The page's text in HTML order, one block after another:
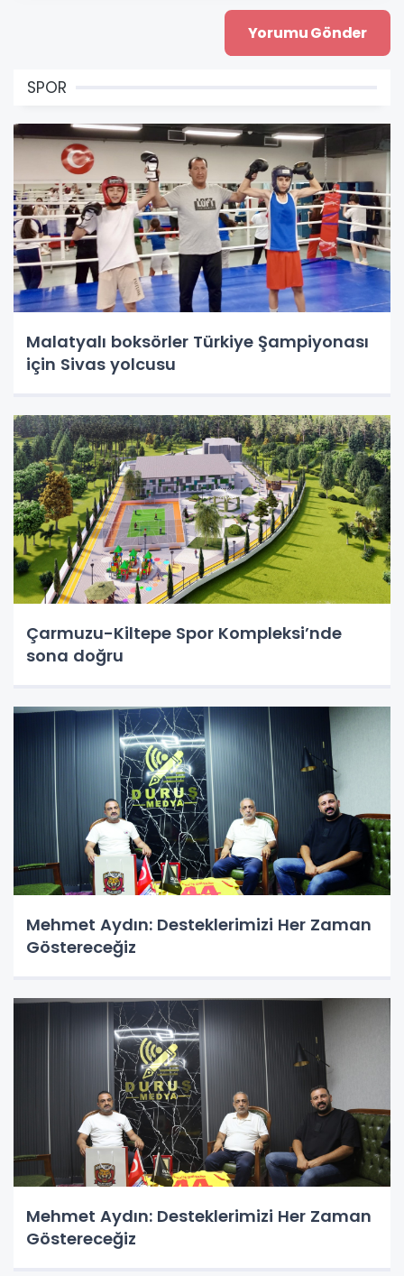
SPOR
Malatyalı boksörler Türkiye Şampiyonası
için Sivas yolcusu
Çarmuzu-Kiltepe Spor Kompleksi’nde
sona doğru
Mehmet Aydın: Desteklerimizi Her Zaman
Göstereceğiz
Mehmet Aydın: Desteklerimizi Her Zaman
Göstereceğiz